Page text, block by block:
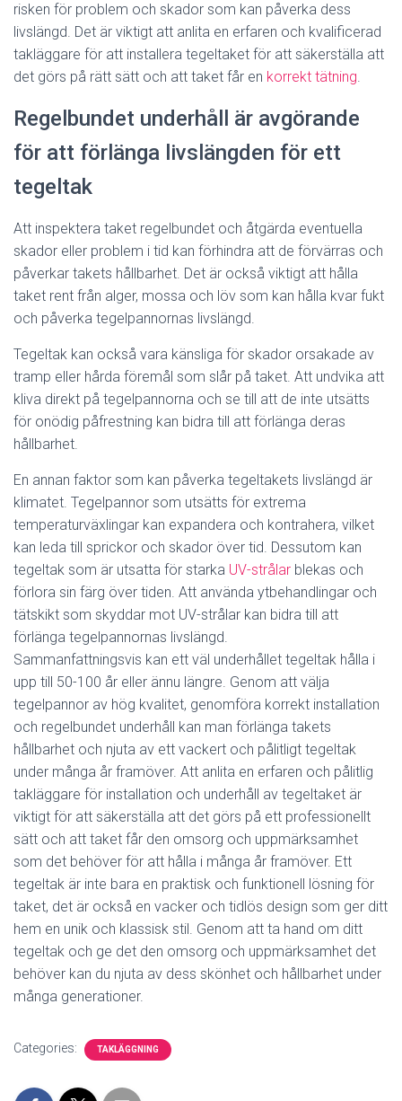
risken för problem och skador som kan påverka dess
livslängd. Det är viktigt att anlita en erfaren och kvalificerad
takläggare för att installera tegeltaket för att säkerställa att
det görs på rätt sätt och att taket får en korrekt tätning.
Regelbundet underhåll är avgörande
för att förlänga livslängden för ett
tegeltak
Att inspektera taket regelbundet och åtgärda eventuella
skador eller problem i tid kan förhindra att de förvärras och
påverkar takets hållbarhet. Det är också viktigt att hålla
taket rent från alger, mossa och löv som kan hålla kvar fukt
och påverka tegelpannornas livslängd.
Tegeltak kan också vara känsliga för skador orsakade av
tramp eller hårda föremål som slår på taket. Att undvika att
kliva direkt på tegelpannorna och se till att de inte utsätts
för onödig påfrestning kan bidra till att förlänga deras
hållbarhet.
En annan faktor som kan påverka tegeltakets livslängd är
klimatet. Tegelpannor som utsätts för extrema
temperaturväxlingar kan expandera och kontrahera, vilket
kan leda till sprickor och skador över tid. Dessutom kan
tegeltak som är utsatta för starka UV-strålar blekas och
förlora sin färg över tiden. Att använda ytbehandlingar och
tätskikt som skyddar mot UV-strålar kan bidra till att
förlänga tegelpannornas livslängd.
Sammanfattningsvis kan ett väl underhållet tegeltak hålla i
upp till 50-100 år eller ännu längre. Genom att välja
tegelpannor av hög kvalitet, genomföra korrekt installation
och regelbundet underhåll kan man förlänga takets
hållbarhet och njuta av ett vackert och pålitligt tegeltak
under många år framöver. Att anlita en erfaren och pålitlig
takläggare för installation och underhåll av tegeltaket är
viktigt för att säkerställa att det görs på ett professionellt
sätt och att taket får den omsorg och uppmärksamhet
som det behöver för att hålla i många år framöver. Ett
tegeltak är inte bara en praktisk och funktionell lösning för
taket, det är också en vacker och tidlös design som ger ditt
hem en unik och klassisk stil. Genom att ta hand om ditt
tegeltak och ge det den omsorg och uppmärksamhet det
behöver kan du njuta av dess skönhet och hållbarhet under
många generationer.
Categories: TAKLÄGGNING